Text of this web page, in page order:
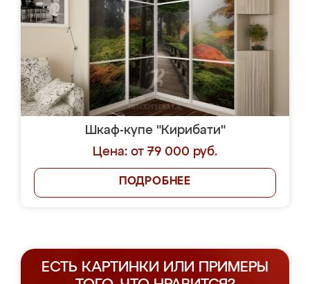
Шкаф-купе "Кирибати"
Цена: от 79 000 руб.
ПОДРОБНЕЕ
ЕСТЬ КАРТИНКИ ИЛИ ПРИМЕРЫ